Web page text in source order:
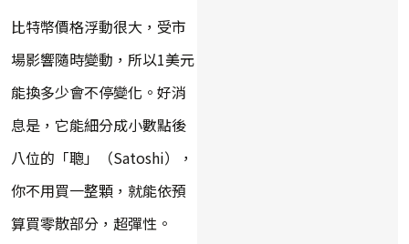
比特幣價格浮動很大，受市
場影響隨時變動，所以1美元
能換多少會不停變化。好消
息是，它能細分成小數點後
八位的「聰」（Satoshi），
你不用買一整顆，就能依預
算買零散部分，超彈性。